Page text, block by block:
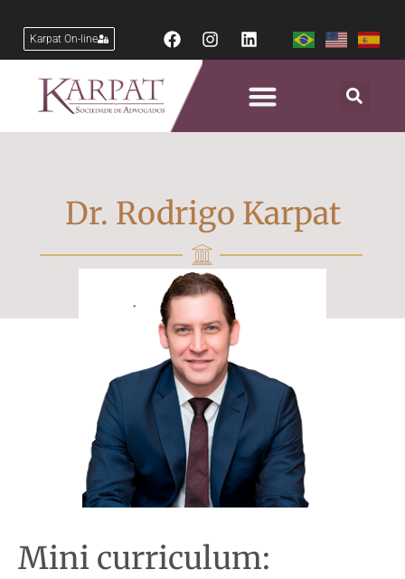
Karpat On-line
Dr. Rodrigo Karpat
Mini curriculum: